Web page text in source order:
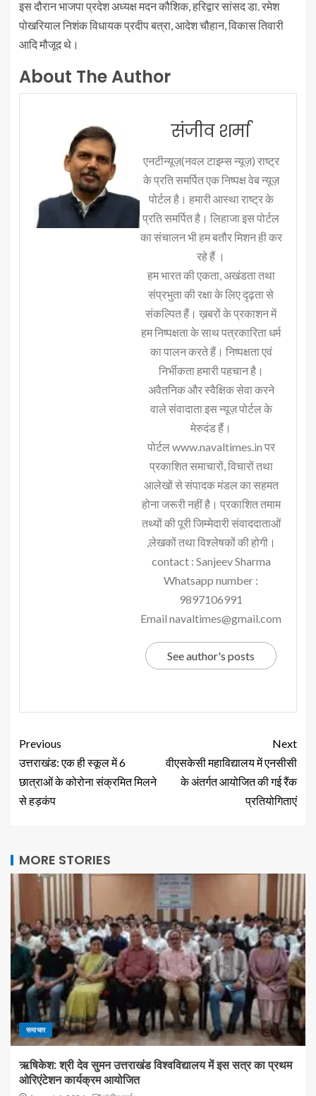
इस दौरान भाजपा प्रदेश अध्यक्ष मदन कौशिक, हरिद्वार सांसद डा. रमेश
पोखरियाल निशंक विधायक प्रदीप बत्रा, आदेश चौहान, विकास तिवारी
आदि मौजूद थे।
About The Author
संजीव शर्मा
एनटीन्यूज़(नवल टाइम्स न्यूज़) राष्ट्र
के प्रति समर्पित एक निष्पक्ष वेब न्यूज़
पोर्टल है। हमारी आस्था राष्ट्र के
प्रति समर्पित है। लिहाजा इस पोर्टल
का संचालन भी हम बतौर मिशन ही कर
रहे हैं ।
हम भारत की एकता, अखंडता तथा
संप्रभुता की रक्षा के लिए दृढ़ता से
संकल्पित हैं। ख़बरों के प्रकाशन में
हम निष्पक्षता के साथ पत्रकारिता धर्म
का पालन करते हैं। निष्पक्षता एवं
निर्भीकता हमारी पहचान है।
अवैतनिक और स्वैक्षिक सेवा करने
वाले संवादाता इस न्यूज़ पोर्टल के
मेरुदंड हैं।
पोर्टल www.navaltimes.in पर
प्रकाशित समाचारों, विचारों तथा
आलेखों से संपादक मंडल का सहमत
होना जरूरी नहीं है। प्रकाशित तमाम
तथ्यों की पूरी जिम्मेदारी संवाददाताओं
,लेखकों तथा विश्लेषकों की होगी।
contact : Sanjeev Sharma
Whatsapp number :
9897106991
Email navaltimes@gmail.com
See author's posts
Previous
उत्तराखंड: एक ही स्कूल में 6
छात्राओं के कोरोना संक्रमित मिलने
से हड़कंप
Next
वीएसकेसी महाविद्यालय में एनसीसी
के अंतर्गत आयोजित की गई रैंक
प्रतियोगिताएं
MORE STORIES
समाचार
ऋषिकेश: श्री देव सुमन उत्तराखंड विश्वविद्यालय में इस सत्र का प्रथम
ओरिएंटेशन कार्यक्रम आयोजित